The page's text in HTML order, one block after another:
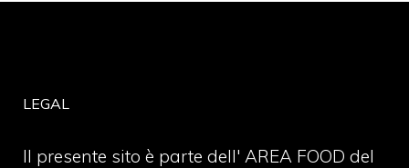
LEGAL
Il presente sito è parte dell' AREA FOOD del